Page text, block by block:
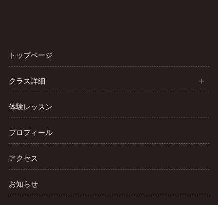
トップページ
クラス詳細
体験レッスン
プロフィール
アクセス
お知らせ